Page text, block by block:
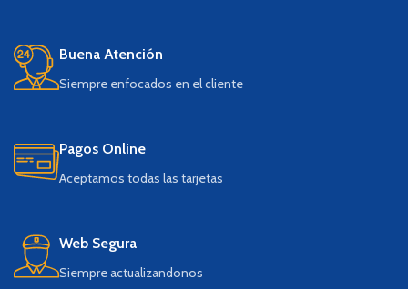
Buena Atención
Siempre enfocados en el cliente
Pagos Online
Aceptamos todas las tarjetas
Web Segura
Siempre actualizandonos